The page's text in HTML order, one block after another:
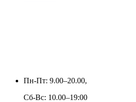
Пн-Пт: 9.00–20.00,
Сб-Вс: 10.00–19:00